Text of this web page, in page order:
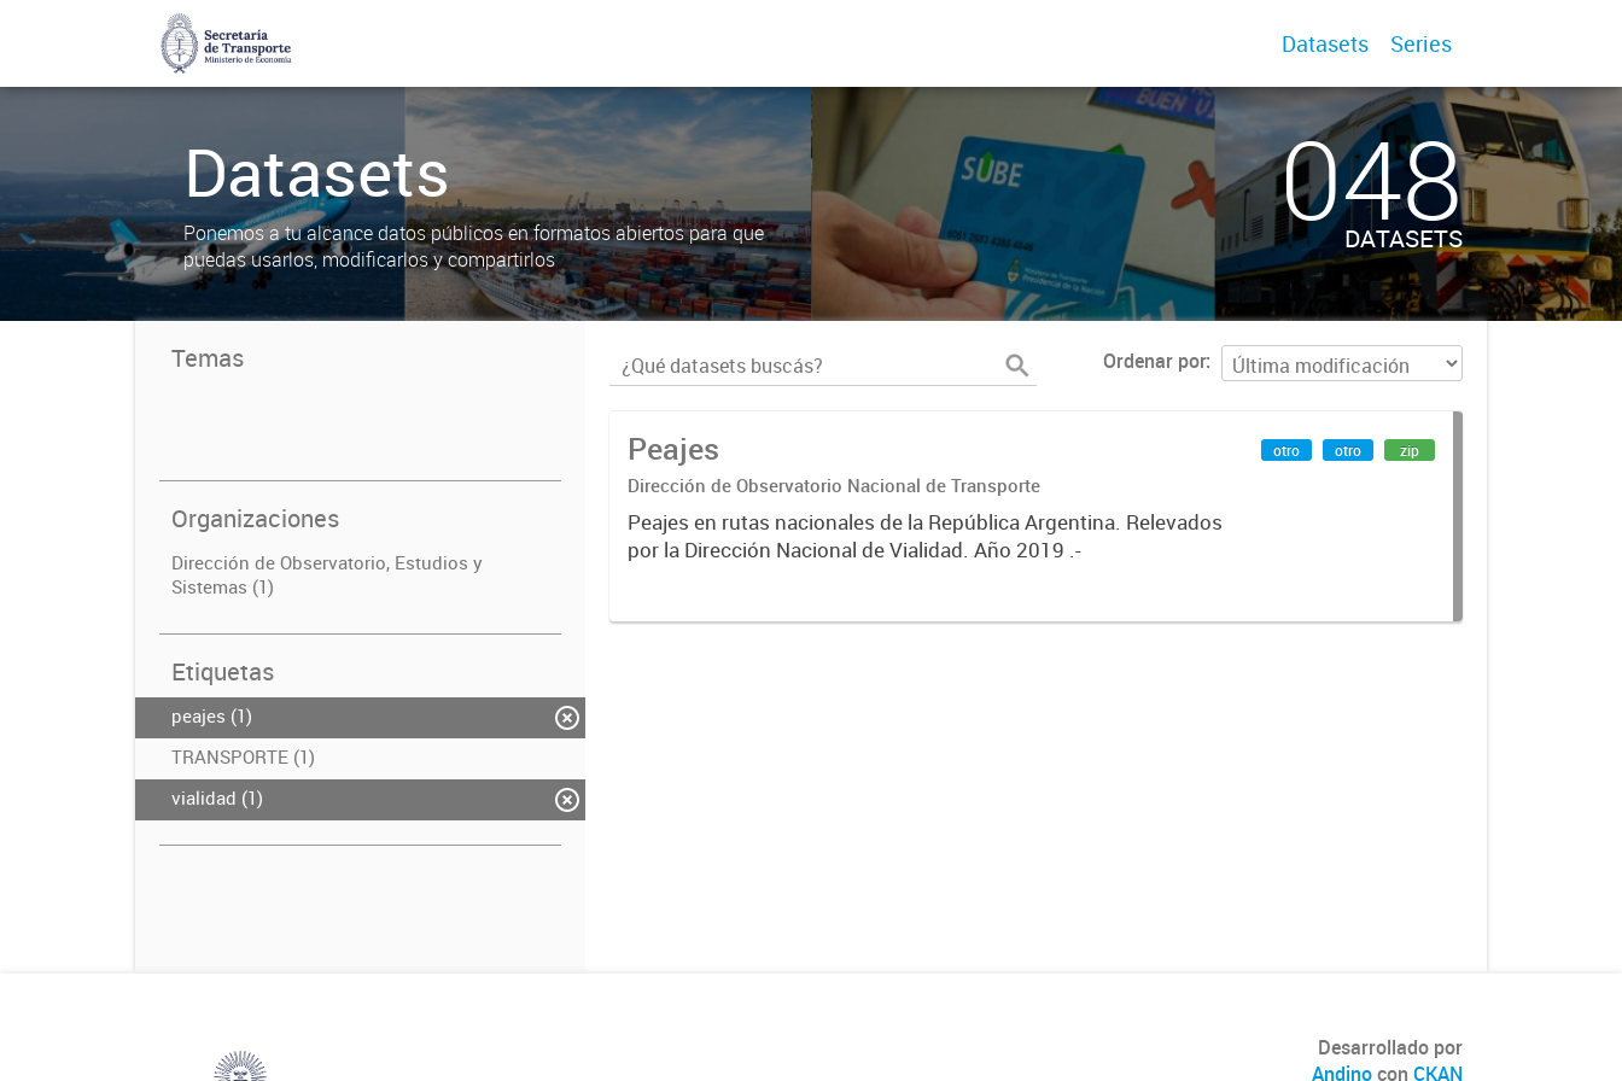
Datasets Series
Datasets
Ponemos a tu alcance datos públicos en formatos abiertos para que
puedas usarlos, modificarlos y compartirlos
048
DATASETS
Temas
Organizaciones
Dirección de Observatorio, Estudios y
Sistemas (1)
Etiquetas
peajes (1)
TRANSPORTE (1)
vialidad (1)
Ordenar por
Peajes
Dirección de Observatorio Nacional de Transporte
Peajes en rutas nacionales de la República Argentina. Relevados
por la Dirección Nacional de Vialidad. Año 2019 .-
otro otro zip
Desarrollado por
Andinocon CKAN